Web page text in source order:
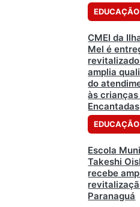
EDUCAÇÃO
CMEI da
Mel é
amplia
do
às crianças
Encantadas
EDUCAÇÃO
Escola
Takeshi
recebe
Paranaguá